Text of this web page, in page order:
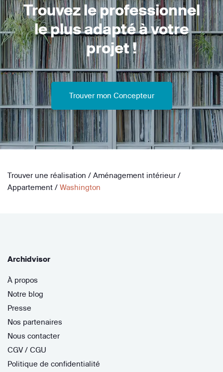
Trouvez le professionnel
le plus adapté à votre
projet !
Trouver mon Concepteur
Trouver une réalisation / Aménagement intérieur /
Appartement / Washington
Archidvisor
À propos
Notre blog
Presse
Nos partenaires
Nous contacter
CGV / CGU
Politique de confidentialité